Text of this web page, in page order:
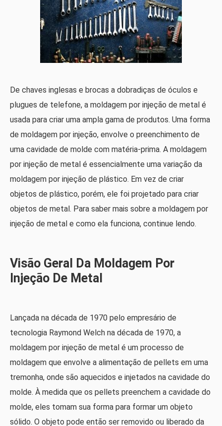
De chaves inglesas e brocas a dobradiças de óculos e
plugues de telefone, a moldagem por injeção de metal é
usada para criar uma ampla gama de produtos. Uma forma
de moldagem por injeção, envolve o preenchimento de
uma cavidade de molde com matéria-prima. A moldagem
por injeção de metal é essencialmente uma variação da
moldagem por injeção de plástico. Em vez de criar
objetos de plástico, porém, ele foi projetado para criar
objetos de metal. Para saber mais sobre a moldagem por
injeção de metal e como ela funciona, continue lendo.
Visão Geral Da Moldagem Por
Injeção De Metal
Lançada na década de 1970 pelo empresário de
tecnologia Raymond Welch na década de 1970, a
moldagem por injeção de metal é um processo de
moldagem que envolve a alimentação de pellets em uma
tremonha, onde são aquecidos e injetados na cavidade do
molde. À medida que os pellets preenchem a cavidade do
molde, eles tomam sua forma para formar um objeto
sólido. O objeto pode então ser removido ou liberado da